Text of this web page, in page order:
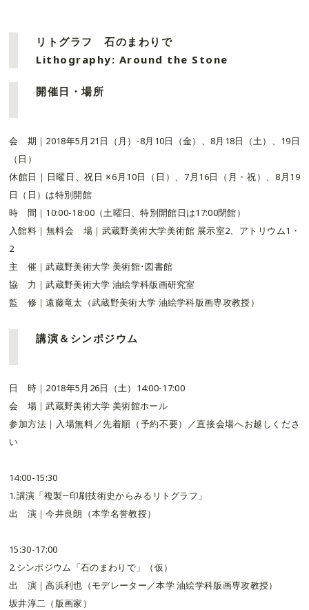
リトグラフ 石のまわりで
Lithography: Around the Stone
開催日・場所
会 期｜2018年5月21日（月）-8月10日（金）、8月18日（土）、19日
（日）
休館日｜日曜日、祝日 ※6月10日（日）、7月16日（月・祝）、8月19
日（日）は特別開館
時 間｜10:00-18:00（土曜日、特別開館日は17:00閉館）
入館料｜無料会 場｜武蔵野美術大学美術館 展示室2、アトリウム1・
2
主 催｜武蔵野美術大学 美術館･図書館
協 力｜武蔵野美術大学 油絵学科版画研究室
監 修｜遠藤竜太（武蔵野美術大学 油絵学科版画専攻教授）
講演＆シンポジウム
日 時｜2018年5月26日（土）14:00-17:00
会 場｜武蔵野美術大学 美術館ホール
参加方法｜入場無料／先着順（予約不要）／直接会場へお越しくださ
い
14:00-15:30
1.講演「複製―印刷技術史からみるリトグラフ」
出 演｜今井良朗（本学名誉教授）
15:30-17:00
2.シンポジウム「石のまわりで」（仮）
出 演｜高浜利也（モデレーター／本学 油絵学科版画専攻教授）
坂井淳二（版画家）